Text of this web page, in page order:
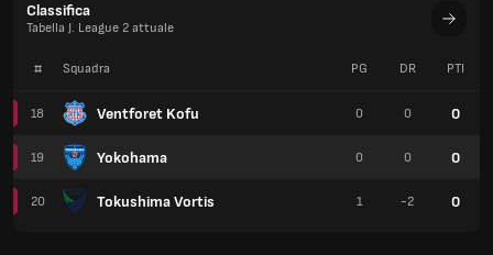
Classifica
Tabella J. League 2 attuale
# Squadra
18 Ventforet Kofu
19 Yokohama
20 Tokushima Vortis
PG DR PTI
0 0 0
0 0 0
1 -2 0